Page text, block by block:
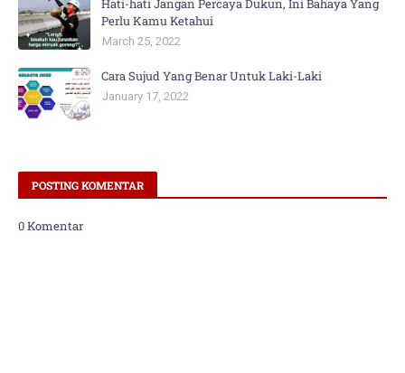
Hati-hati Jangan Percaya Dukun, Ini Bahaya Yang
Perlu Kamu Ketahui
March 25, 2022
Cara Sujud Yang Benar Untuk Laki-Laki
January 17, 2022
POSTING KOMENTAR
0 Komentar